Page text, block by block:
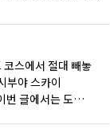
채워지는, 최고의 육체 체
스에서 절대 빼놓
부야 스카이
글에서는 도쿄에